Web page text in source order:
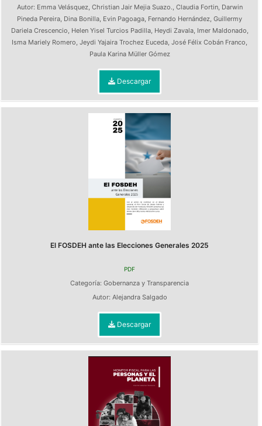
Autor: Emma Velásquez, Christian Jair Mejia Suazo., Claudia Fortin, Darwin
Pineda Pereira, Dina Bonilla, Evin Pagoaga, Fernando Hernández, Guillermy
Dariela Crescencio, Helen Yisel Turcios Padilla, Heydi Zavala, Imer Maldonado,
Isma Mariely Romero, Jeydi Yajaira Trochez Euceda, José Félix Cobán Franco,
Paula Karina Müller Gómez
Descargar
El FOSDEH ante las Elecciones Generales 2025
PDF
Categoría: Gobernanza y Transparencia
Autor: Alejandra Salgado
Descargar